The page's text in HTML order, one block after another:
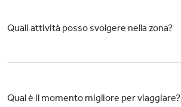
Quali attività posso svolgere nella zona?
Qual è il momento migliore per viaggiare?